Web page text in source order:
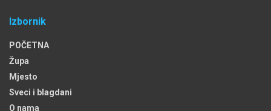
Izbornik
POČETNA
Župa
Mjesto
Sveci i blagdani
O nama